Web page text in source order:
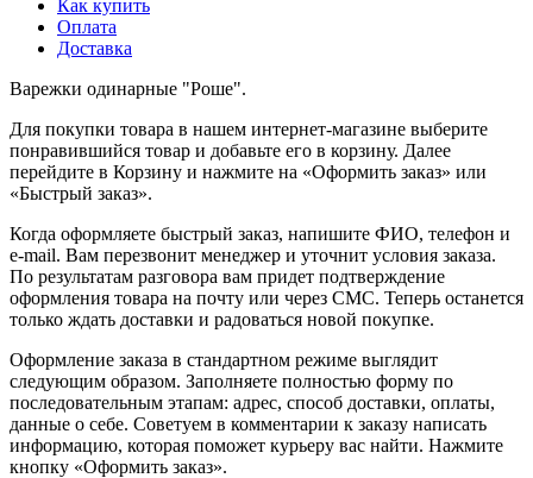
Как купить
Оплата
Доставка
Варежки одинарные "Роше".
Для покупки товара в нашем интернет-магазине выберите
понравившийся товар и добавьте его в корзину. Далее
перейдите в Корзину и нажмите на «Оформить заказ» или
«Быстрый заказ».
Когда оформляете быстрый заказ, напишите ФИО, телефон и
e-mail. Вам перезвонит менеджер и уточнит условия заказа.
По результатам разговора вам придет подтверждение
оформления товара на почту или через СМС. Теперь останется
только ждать доставки и радоваться новой покупке.
Оформление заказа в стандартном режиме выглядит
следующим образом. Заполняете полностью форму по
последовательным этапам: адрес, способ доставки, оплаты,
данные о себе. Советуем в комментарии к заказу написать
информацию, которая поможет курьеру вас найти. Нажмите
кнопку «Оформить заказ».